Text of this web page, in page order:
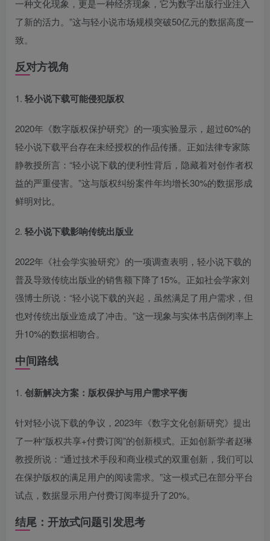
一种文化现象，更是一种经济现象，它为数字出版行业注入
了新的活力。”这与轻小说市场规模突破50亿元的数据高度一
致。
反对方视角
1. 轻小说下载可能侵犯版权
2020年《数字版权保护研究》的一项实验显示，超过60%的
轻小说下载平台存在未经授权的作品传播。正如法律专家陈
静教授所言：“轻小说下载的便利性背后，隐藏着对创作者权
益的严重侵害。”这与版权纠纷案件年均增长30%的数据形成
鲜明对比。
2. 轻小说下载影响传统出版业
2022年《社会学实验研究》的一项调查表明，轻小说下载的
普及导致传统出版业的销售额下降了15%。正如社会学家刘
强博士所说：“轻小说下载的兴起，虽然满足了用户需求，但
也对传统出版业造成了冲击。”这一现象与实体书店倒闭率上
升10%的数据相吻合。
中间路线
1. 创新解决方案：版权保护与用户需求平衡
针对轻小说下载的争议，2023年《数字文化创新研究》提出
了一种“版权共享+付费订阅”的创新模式。正如创新学者赵琳
教授所说：“通过技术手段和商业模式的双重创新，我们可以
在保护版权的满足用户的阅读需求。”这一模式已在部分平台
试点，数据显示用户付费订阅率提升了20%。
结尾：开放式问题引发思考